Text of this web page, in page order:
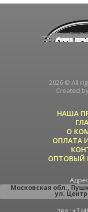
2026 © All
Created by
НАША
О
ОПЛАТА
ОПТОВЫЙ
Московская обл.,
ул.